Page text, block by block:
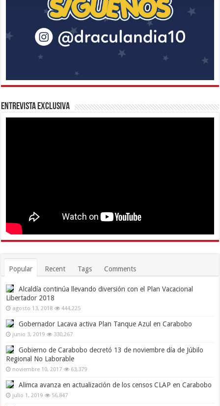
Entrevista Exclusiva
Popular Recent Tags Comments
Alcaldía continúa llevando diversión con el Plan Vacacional
Libertador 2018
agosto 13, 2018 444,225
Gobernador Lacava activa Plan Tanque Azul en Carabobo
junio 3, 2019 330,267
Gobierno de Carabobo decretó 13 de noviembre día de Júbilo
Regional No Laborable
noviembre 10, 2017 63,379
Alimca avanza en actualización de los censos CLAP en Carabobo
julio 1, 2019 56,847